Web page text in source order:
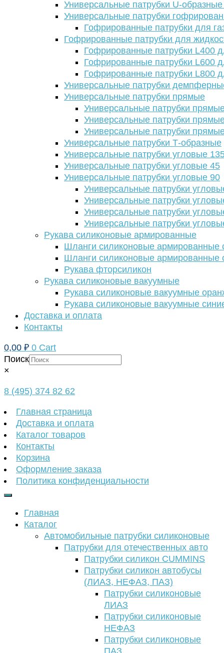
Универсальные патрубки U-
Универсальные патрубки
Гофрированные патрубки для
Гофрированные патрубки для
Гофрированные патрубки L400
Гофрированные патрубки L600
Гофрированные патрубки L800
Универсальные патрубки
Универсальные патрубки прямые
Универсальные патрубки
Универсальные патрубки
Универсальные патрубки
Универсальные патрубки Т-образные
Универсальные патрубки угловые
Универсальные патрубки угловые 45
Универсальные патрубки угловые 90
Универсальные патрубки
Универсальные патрубки
Универсальные патрубки
Универсальные патрубки
Рукава силиконовые армированные
Шланги силиконовые армированные
Шланги силиконовые армированные
Рукава фторсиликон
Рукава силиконовые вакуумные
Рукава силиконовые вакуумные
Рукава силиконовые вакуумные
Доставка и оплата
Контакты
0,00 ₽ 0 Cart
Поиск
×
8 (495) 374 82 62
Главная страница
Доставка и оплата
Каталог товаров
Контакты
Корзина
Оформление заказа
Политика конфиденциальности
Главная
Каталог
Автомобильные патрубки силиконовые
Патрубки для отечественных авто
Патрубки силикон CUMMINS
Патрубки силикон автобусы
(ЛИАЗ, НЕФАЗ, ПАЗ)
Патрубки силиконовые
ЛИАЗ
Патрубки силиконовые
НЕФАЗ
Патрубки силиконовые
ПАЗ